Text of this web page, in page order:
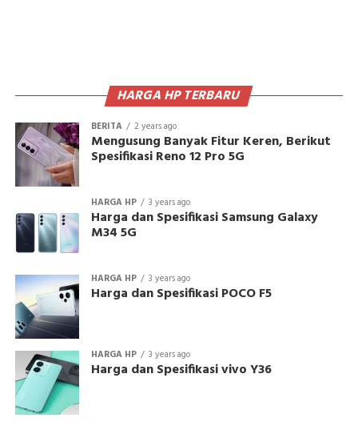
HARGA HP TERBARU
BERITA 2 years ago
Mengusung Banyak Fitur Keren, Berikut
Spesifikasi Reno 12 Pro 5G
HARGA HP 3 years ago
Harga dan Spesifikasi Samsung Galaxy
M34 5G
HARGA HP 3 years ago
Harga dan Spesifikasi POCO F5
HARGA HP 3 years ago
Harga dan Spesifikasi vivo Y36